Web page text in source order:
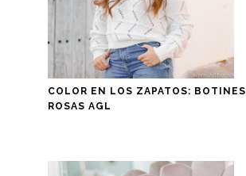
COLOR EN LOS ZAPATOS: BOTINES
ROSAS AGL